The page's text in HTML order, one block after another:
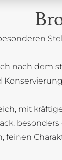
süß -
nach dem
mit
feinen